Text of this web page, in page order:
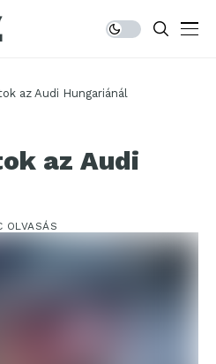
az Audi Hungariánál
az Audi
OLVASÁS